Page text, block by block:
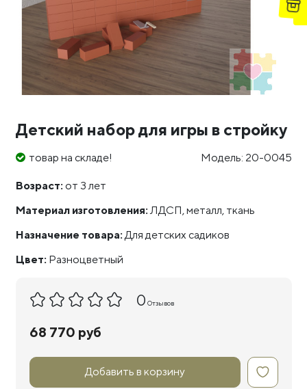
Детский набор для игры в стройку
товар на складе! Модель: 20-0045
Возраст: от 3 лет
Материал изготовления: ЛДСП, металл, ткань
Назначение товара: Для детских садиков
Цвет: Разноцветный
0 Отзывов
68 770 руб
Добавить в корзину